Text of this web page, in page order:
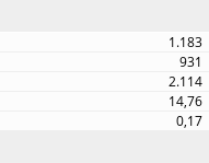
1.183
931
2.114
14,76
0,17